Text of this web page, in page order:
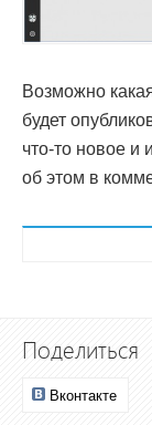
Возможно
будет
что-то новое и
об этом в
Поделиться
Вконтакте